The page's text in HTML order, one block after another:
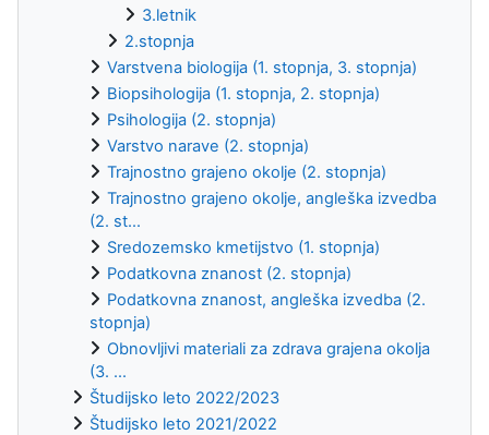
3.letnik
2.stopnja
Varstvena biologija (1. stopnja, 3. stopnja)
Biopsihologija (1. stopnja, 2. stopnja)
Psihologija (2. stopnja)
Varstvo narave (2. stopnja)
Trajnostno grajeno okolje (2. stopnja)
Trajnostno grajeno okolje, angleška izvedba
(2. st...
Sredozemsko kmetijstvo (1. stopnja)
Podatkovna znanost (2. stopnja)
Podatkovna znanost, angleška izvedba (2.
stopnja)
Obnovljivi materiali za zdrava grajena okolja
(3. ...
Študijsko leto 2022/2023
Študijsko leto 2021/2022